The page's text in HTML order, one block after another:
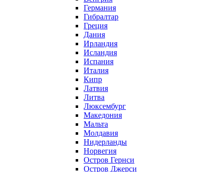
Германия
Гибралтар
Греция
Дания
Ирландия
Исландия
Испания
Италия
Кипр
Латвия
Литва
Люксембург
Македония
Мальта
Молдавия
Нидерланды
Норвегия
Остров Гернси
Остров Джерси